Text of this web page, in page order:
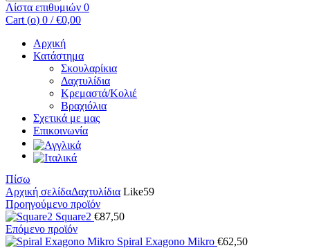
Λίστα επιθυμιών 0
Cart (o) 0 / €0,00
Αρχική
Κατάστημα
Σκουλαρίκια
Δαχτυλίδια
Κρεμαστά/Κολιέ
Βραχιόλια
Σχετικά με μας
Επικοινωνία
Πίσω
Αρχική σελίδαΔαχτυλίδια Like59
Προηγούμενο προϊόν
Square2 €87,50
Επόμενο προϊόν
Spiral Exagono Mikro €62,50